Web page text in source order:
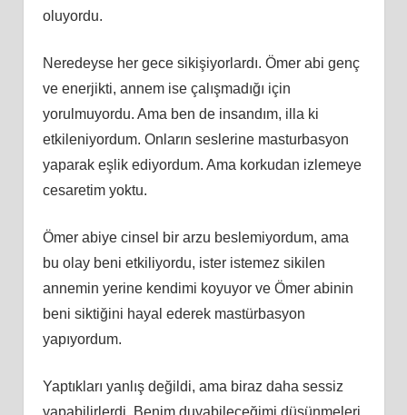
oluyordu.
Neredeyse her gece sikişiyorlardı. Ömer abi genç
ve enerjikti, annem ise çalışmadığı için
yorulmuyordu. Ama ben de insandım, illa ki
etkileniyordum. Onların seslerine masturbasyon
yaparak eşlik ediyordum. Ama korkudan izlemeye
cesaretim yoktu.
Ömer abiye cinsel bir arzu beslemiyordum, ama
bu olay beni etkiliyordu, ister istemez sikilen
annemin yerine kendimi koyuyor ve Ömer abinin
beni siktiğini hayal ederek mastürbasyon
yapıyordum.
Yaptıkları yanlış değildi, ama biraz daha sessiz
yapabilirlerdi. Benim duyabileceğimi düşünmeleri